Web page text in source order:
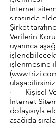
İnternet
sırasında
Şirket
Verilerin
uyarınca
işlenmesine
(
ulaşabilirsiniz.
· Kişisel
İnternet
dolayısıyla
aşağıda